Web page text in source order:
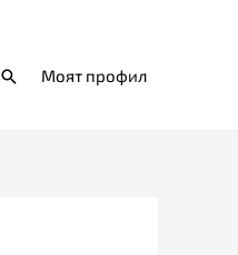
ТърсиМоят профил